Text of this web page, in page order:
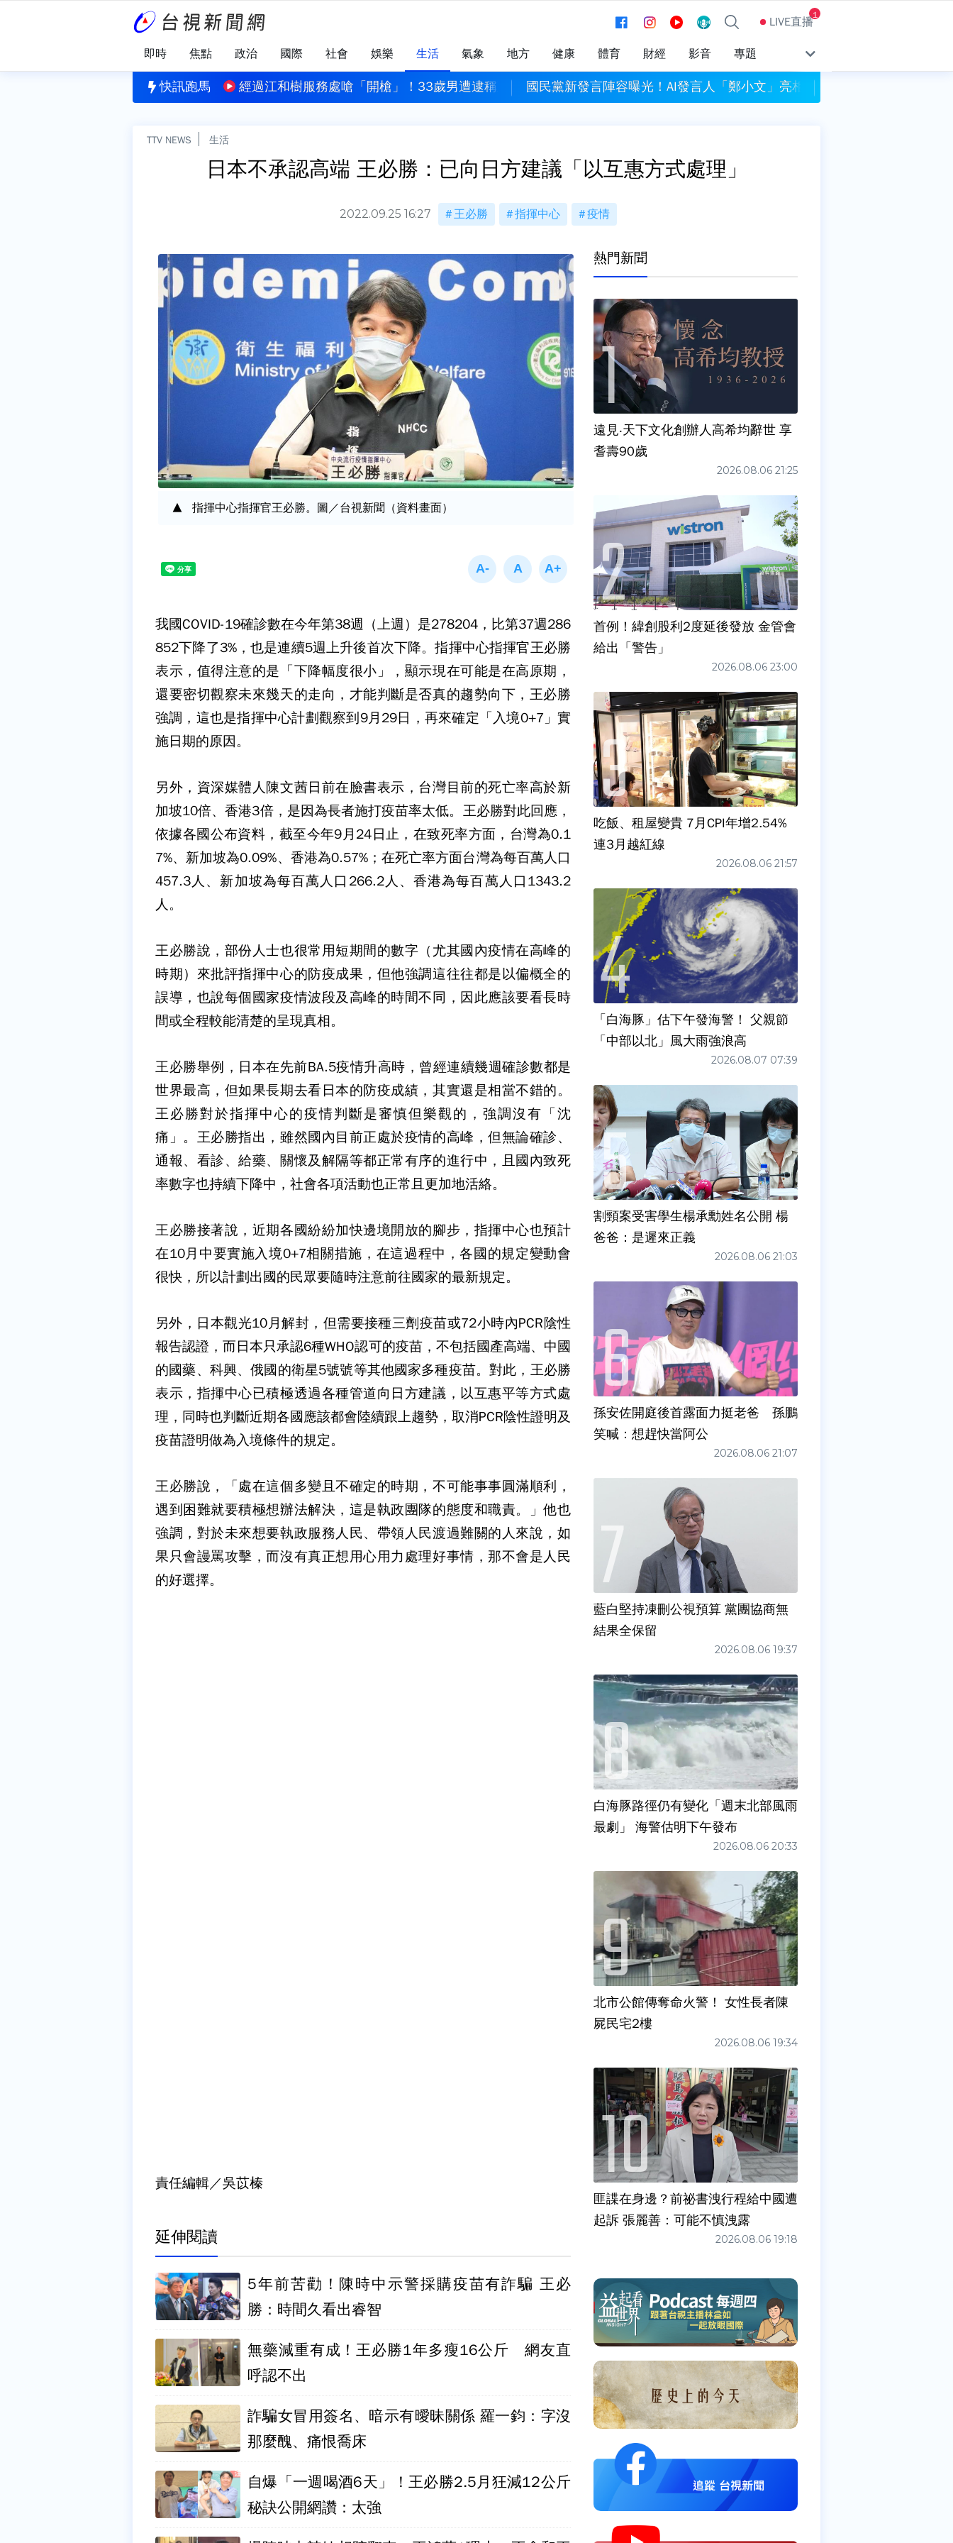
LIVE直播1
即時 焦點 政治 國際 社會 娛樂 生活 氣象 地方 健康 體育 財經 影音 專題
快訊跑馬
「三峽河戲水」 1人溺水搶救不治 經過江和樹服務處嗆「開槍」！33歲男遭逮稱政黨理念不同 逞口舌之快國民黨新發言陣容曝光！AI發言人「鄭小文」亮相 綠營酸：出錯誰負責
TTV NEWS 生活
日本不承認高端 王必勝：已向日方建議「以互惠方式處理」
2022.09.25 16:27 王必勝 指揮中心 疫情
指揮中心指揮官王必勝。圖／台視新聞（資料畫面）
我國COVID-19確診數在今年第38週（上週）是278204，比第37週286
852下降了3%，也是連續5週上升後首次下降。指揮中心指揮官王必勝
表示，值得注意的是「下降幅度很小」，顯示現在可能是在高原期，
還要密切觀察未來幾天的走向，才能判斷是否真的趨勢向下，王必勝
強調，這也是指揮中心計劃觀察到9月29日，再來確定「入境0+7」實
施日期的原因。
另外，資深媒體人陳文茜日前在臉書表示，台灣目前的死亡率高於新
加坡10倍、香港3倍，是因為長者施打疫苗率太低。王必勝對此回應，
依據各國公布資料，截至今年9月24日止，在致死率方面，台灣為0.1
7%、新加坡為0.09%、香港為0.57%；在死亡率方面台灣為每百萬人口
457.3人、新加坡為每百萬人口266.2人、香港為每百萬人口1343.2
人。
王必勝說，部份人士也很常用短期間的數字（尤其國內疫情在高峰的
時期）來批評指揮中心的防疫成果，但他強調這往往都是以偏概全的
誤導，也說每個國家疫情波段及高峰的時間不同，因此應該要看長時
間或全程較能清楚的呈現真相。
王必勝舉例，日本在先前BA.5疫情升高時，曾經連續幾週確診數都是
世界最高，但如果長期去看日本的防疫成績，其實還是相當不錯的。
王必勝對於指揮中心的疫情判斷是審慎但樂觀的，強調沒有「沈
痛」。王必勝指出，雖然國內目前正處於疫情的高峰，但無論確診、
通報、看診、給藥、關懷及解隔等都正常有序的進行中，且國內致死
率數字也持續下降中，社會各項活動也正常且更加地活絡。
王必勝接著說，近期各國紛紛加快邊境開放的腳步，指揮中心也預計
在10月中要實施入境0+7相關措施，在這過程中，各國的規定變動會
很快，所以計劃出國的民眾要隨時注意前往國家的最新規定。
另外，日本觀光10月解封，但需要接種三劑疫苗或72小時內PCR陰性
報告認證，而日本只承認6種WHO認可的疫苗，不包括國產高端、中國
的國藥、科興、俄國的衛星5號號等其他國家多種疫苗。對此，王必勝
表示，指揮中心已積極透過各種管道向日方建議，以互惠平等方式處
理，同時也判斷近期各國應該都會陸續跟上趨勢，取消PCR陰性證明及
疫苗證明做為入境條件的規定。
王必勝說，「處在這個多變且不確定的時期，不可能事事圓滿順利，
遇到困難就要積極想辦法解決，這是執政團隊的態度和職責。」他也
強調，對於未來想要執政服務人民、帶領人民渡過難關的人來說，如
果只會謾罵攻擊，而沒有真正想用心用力處理好事情，那不會是人民
的好選擇。
責任編輯／吳苡榛
延伸閱讀
5年前苦勸！陳時中示警採購疫苗有詐騙 王必
勝：時間久看出睿智
無藥減重有成！王必勝1年多瘦16公斤 網友直
呼認不出
詐騙女冒用簽名、暗示有曖昧關係 羅一鈞：字沒
那麼醜、痛恨喬床
自爆「一週喝酒6天」！王必勝2.5月狂減12公斤
秘訣公開網讚：太強
熱門新聞
遠見‧天下文化創辦人高希均辭世 享
耆壽90歲
2026.08.06 21:25
首例！緯創股利2度延後發放 金管會
給出「警告」
2026.08.06 23:00
吃飯、租屋變貴 7月CPI年增2.54%
連3月越紅線
2026.08.06 21:57
「白海豚」估下午發海警！ 父親節
「中部以北」風大雨強浪高
2026.08.07 07:39
割頸案受害學生楊承勳姓名公開 楊
爸爸：是遲來正義
2026.08.06 21:03
孫安佐開庭後首露面力挺老爸 孫鵬
笑喊：想趕快當阿公
2026.08.06 21:07
藍白堅持凍刪公視預算 黨團協商無
結果全保留
2026.08.06 19:37
白海豚路徑仍有變化「週末北部風雨
最劇」 海警估明下午發布
2026.08.06 20:33
北市公館傳奪命火警！ 女性長者陳
屍民宅2樓
2026.08.06 19:34
匪諜在身邊？前祕書洩行程給中國遭
起訴 張麗善：可能不慎洩露
2026.08.06 19:18